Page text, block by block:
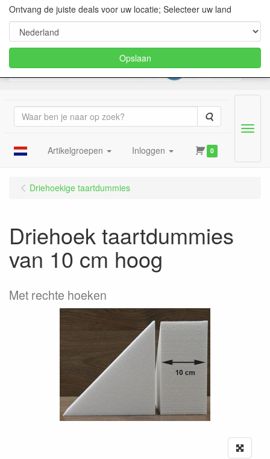
Zoeken
Artikelgroepen Inloggen 0
Menu
Driehoekige taartdummies
Driehoek taartdummies
van 10 cm hoog
Met rechte hoeken
Ontvang de juiste deals voor uw locatie; Selecteer uw land
Opslaan